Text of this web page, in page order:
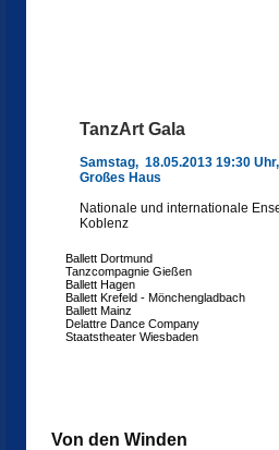
TanzArt Gala
Samstag, 18.05.2013 19:30
Großes Haus
Nationale und internationale
Koblenz
Ballett Dortmund
Tanzcompagnie Gießen
Ballett Hagen
Ballett Krefeld - Mönchengladbach
Ballett Mainz
Delattre Dance Company
Staatstheater Wiesbaden
Von den Winden